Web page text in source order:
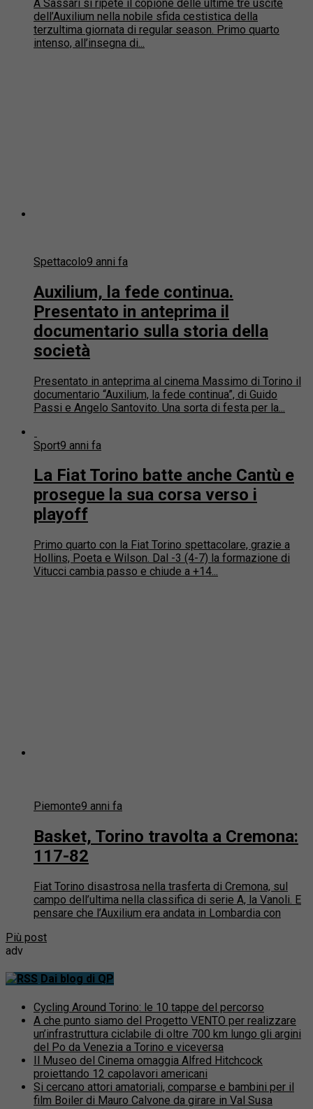
A Sassari si ripete il copione delle ultime tre uscite
dell’Auxilium nella nobile sfida cestistica della
terzultima giornata di regular season. Primo quarto
intenso, all’insegna di...
Spettacolo9 anni fa
Auxilium, la fede continua.
Presentato in anteprima il
documentario sulla storia della
società
Presentato in anteprima al cinema Massimo di Torino il
documentario “Auxilium, la fede continua”, di Guido
Passi e Angelo Santovito. Una sorta di festa per la...
Sport9 anni fa
La Fiat Torino batte anche Cantù e
prosegue la sua corsa verso i
playoff
Primo quarto con la Fiat Torino spettacolare, grazie a
Hollins, Poeta e Wilson. Dal -3 (4-7) la formazione di
Vitucci cambia passo e chiude a +14...
Piemonte9 anni fa
Basket, Torino travolta a Cremona:
117-82
Fiat Torino disastrosa nella trasferta di Cremona, sul
campo dell’ultima nella classifica di serie A, la Vanoli. E
pensare che l’Auxilium era andata in Lombardia con
Più post
adv
Dai blog di QP
Cycling Around Torino: le 10 tappe del percorso
A che punto siamo del Progetto VENTO per realizzare
un’infrastruttura ciclabile di oltre 700 km lungo gli argini
del Po da Venezia a Torino e viceversa
Il Museo del Cinema omaggia Alfred Hitchcock
proiettando 12 capolavori americani
Si cercano attori amatoriali, comparse e bambini per il
film Boiler di Mauro Calvone da girare in Val Susa